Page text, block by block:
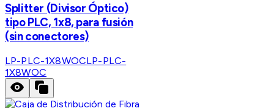
Splitter (Divisor Óptico)
tipo PLC, 1x8, para fusión
(sin conectores)
LP-PLC-1X8WOCLP-PLC-
1X8WOC